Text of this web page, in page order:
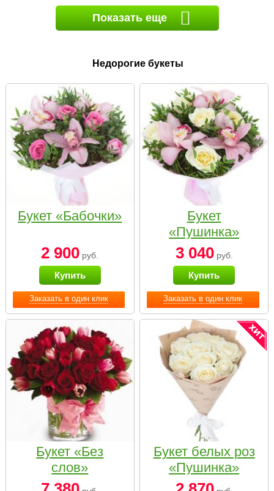
Показать еще
Недорогие букеты
Заказать в один клик
Букет «Бабочки»
2 900 руб.
Купить
Заказать в один клик
Букет
«Пушинка»
3 040руб.
Купить
Букет «Без
слов»
Букет белых роз
«Пушинка»